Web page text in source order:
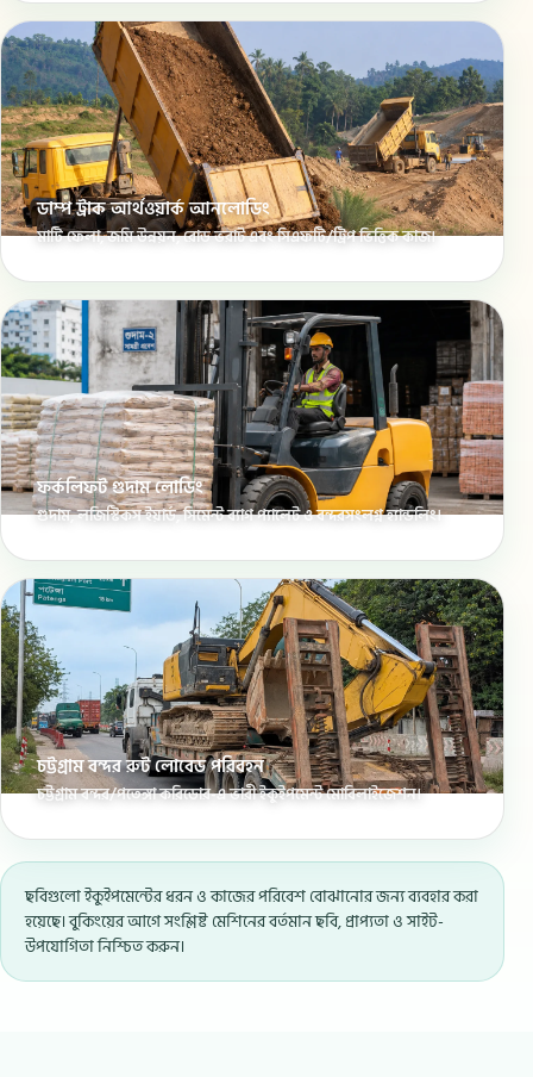
ডাম্প ট্রাক আর্থওয়ার্ক আনলোডিং
মাটি ফেলা, জমি উন্নয়ন, রোড ভরাট এবং সিএফটি/ট্রিপ ভিত্তিক কাজ।
ফর্কলিফট গুদাম লোডিং
গুদাম, লজিস্টিকস ইয়ার্ড, সিমেন্ট ব্যাগ প্যালেট ও বন্দরসংলগ্ন হ্যান্ডলিং।
চট্টগ্রাম বন্দর রুট লোবেড পরিবহন
চট্টগ্রাম বন্দর/পতেঙ্গা করিডোর-এ ভারী ইকুইপমেন্ট মোবিলাইজেশন।
ছবিগুলো ইকুইপমেন্টের ধরন ও কাজের পরিবেশ বোঝানোর জন্য ব্যবহার করা
হয়েছে। বুকিংয়ের আগে সংশ্লিষ্ট মেশিনের বর্তমান ছবি, প্রাপ্যতা ও সাইট-
উপযোগিতা নিশ্চিত করুন।